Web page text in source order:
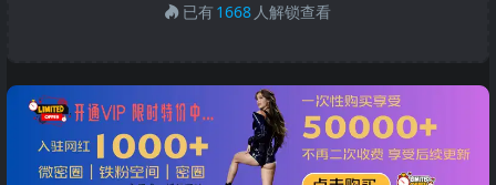
已有1668 人解锁查看